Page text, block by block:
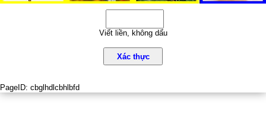
Viết liền, không dấu
Xác thực
PageID: cbglhdlcbhlbfd